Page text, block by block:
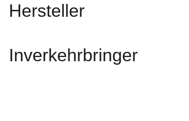
Hersteller
Inverkehrbringer